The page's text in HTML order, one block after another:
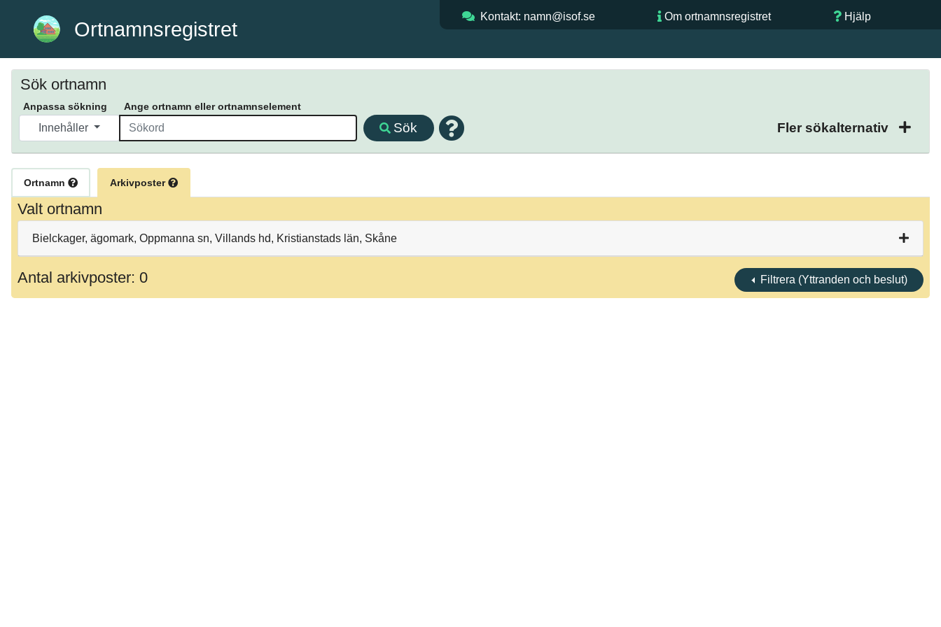
Ortnamnsregistret
Kontakt: namn@isof.se Om ortnamnsregistret Hjälp
Sök ortnamn
Anpassa sökning Ange ortnamn eller ortnamnselement
Innehåller Sök Fler sökalternativ
Ortnamn Arkivposter
Valt ortnamn
Bielckager, ägomark, Oppmanna sn, Villands hd, Kristianstads län, Skåne
Antal arkivposter: 0 Filtrera (Yttranden och beslut)